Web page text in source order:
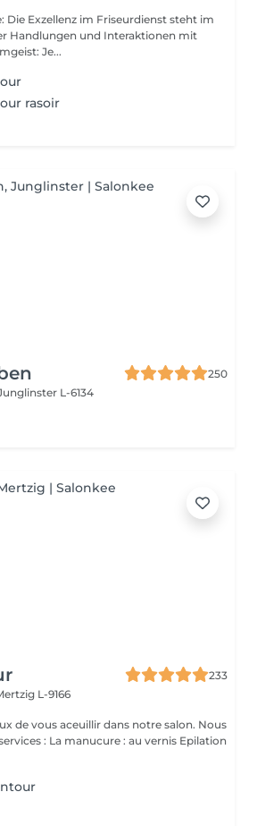
Handlungen und Interaktionen mit
Teamgeist: Je...
rasoir
250
L-6134
233
L-9166
vous aceuillir dans notre salon. Nous
vernis Epilation